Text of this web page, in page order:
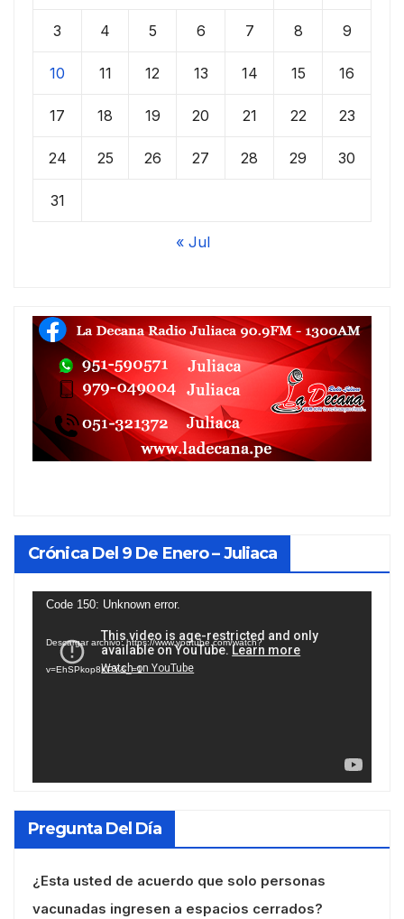
3 4 5 6 7 8 9
10 11 12 13 14 15 16
17 18 19 20 21 22 23
24 25 26 27 28 29 30
31
« Jul
Crónica Del 9 De Enero – Juliaca
Reproductor
vídeo
Code 150: Unknown error.
Descargar archivo: https://www.youtube.com/watch?
v=EhSPkop8KPY&_=1
Pregunta Del Día
¿Esta usted de acuerdo que solo personas
vacunadas ingresen a espacios cerrados?